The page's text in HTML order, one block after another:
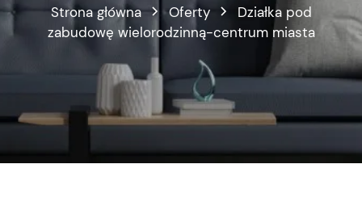
Strona główna Oferty
Działka pod
zabudowę wielorodzinną-centrum miasta